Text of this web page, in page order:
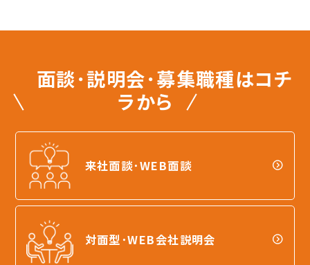
面談･説明会･募集職種はコチ
ラから
来社面談･WEB面談
対面型･WEB会社説明会